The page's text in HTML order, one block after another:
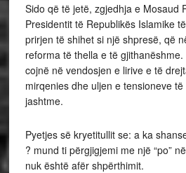
Sido që të jetë, zgjedhja e Mosaud
Presidentit të Republikës Islamike
prirjen të shihet si një shpresë, që
reforma të thella e të
cojnë në vendosjen e lirive e të
mirqenies dhe uljen e tensioneve
jashtme.
Pyetjes së kryetitullit se: a ka
? mund ti përgjigjemi me një “po”
nuk është afër shpërthimit.